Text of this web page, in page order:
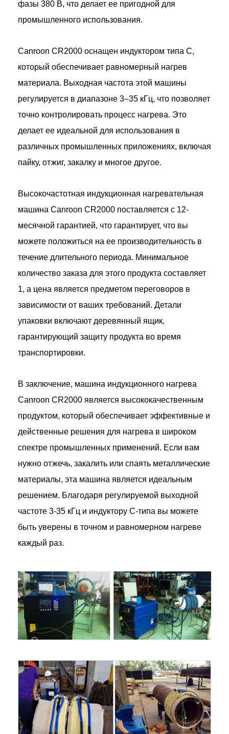
фазы 380 В, что делает ее пригодной для
промышленного использования.
Canroon CR2000 оснащен индуктором типа C,
который обеспечивает равномерный нагрев
материала. Выходная частота этой машины
регулируется в диапазоне 3–35 кГц, что позволяет
точно контролировать процесс нагрева. Это
делает ее идеальной для использования в
различных промышленных приложениях, включая
пайку, отжиг, закалку и многое другое.
Высокочастотная индукционная нагревательная
машина Canroon CR2000 поставляется с 12-
месячной гарантией, что гарантирует, что вы
можете положиться на ее производительность в
течение длительного периода. Минимальное
количество заказа для этого продукта составляет
1, а цена является предметом переговоров в
зависимости от ваших требований. Детали
упаковки включают деревянный ящик,
гарантирующий защиту продукта во время
транспортировки.
В заключение, машина индукционного нагрева
Canroon CR2000 является высококачественным
продуктом, который обеспечивает эффективные и
действенные решения для нагрева в широком
спектре промышленных применений. Если вам
нужно отжечь, закалить или спаять металлические
материалы, эта машина является идеальным
решением. Благодаря регулируемой выходной
частоте 3-35 кГц и индуктору C-типа вы можете
быть уверены в точном и равномерном нагреве
каждый раз.